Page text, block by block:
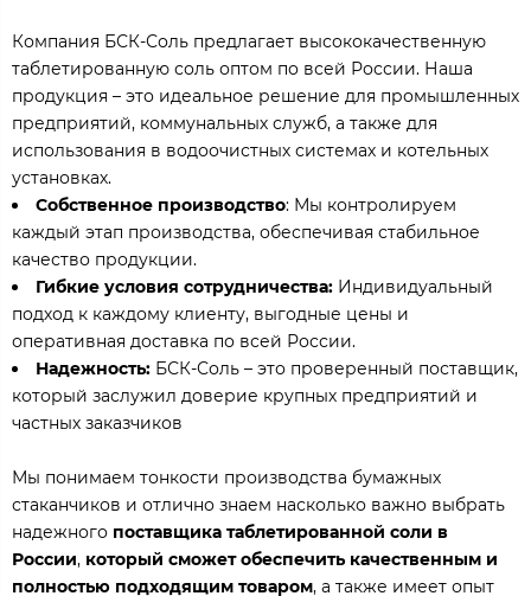
Компания БСК-Соль предлагает высококачественную
таблетированную соль оптом по всей России. Наша
продукция – это идеальное решение для промышленных
предприятий, коммунальных служб, а также для
использования в водоочистных системах и котельных
установках.
Собственное производство: Мы контролируем
каждый этап производства, обеспечивая стабильное
качество продукции.
Гибкие условия сотрудничества: Индивидуальный
подход к каждому клиенту, выгодные цены и
оперативная доставка по всей России.
Надежность: БСК-Соль – это проверенный поставщик,
который заслужил доверие крупных предприятий и
частных заказчиков
Мы понимаем тонкости производства бумажных
стаканчиков и отлично знаем насколько важно выбрать
надежного поставщика таблетированной соли в
России, который сможет обеспечить качественным и
полностью подходящим товаром, а также имеет опыт